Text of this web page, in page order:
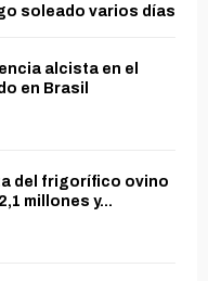
soleado varios días
alcista en el
en Brasil
del frigorífico ovino
millones y...